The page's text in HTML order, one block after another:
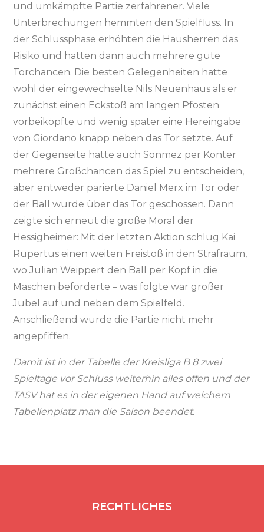
und umkämpfte Partie zerfahrener. Viele
Unterbrechungen hemmten den Spielfluss. In
der Schlussphase erhöhten die Hausherren das
Risiko und hatten dann auch mehrere gute
Torchancen. Die besten Gelegenheiten hatte
wohl der eingewechselte Nils Neuenhaus als er
zunächst einen Eckstoß am langen Pfosten
vorbeiköpfte und wenig später eine Hereingabe
von Giordano knapp neben das Tor setzte. Auf
der Gegenseite hatte auch Sönmez per Konter
mehrere Großchancen das Spiel zu entscheiden,
aber entweder parierte Daniel Merx im Tor oder
der Ball wurde über das Tor geschossen. Dann
zeigte sich erneut die große Moral der
Hessigheimer: Mit der letzten Aktion schlug Kai
Rupertus einen weiten Freistoß in den Strafraum,
wo Julian Weippert den Ball per Kopf in die
Maschen beförderte – was folgte war großer
Jubel auf und neben dem Spielfeld.
Anschließend wurde die Partie nicht mehr
angepfiffen.
Damit ist in der Tabelle der Kreisliga B 8 zwei
Spieltage vor Schluss weiterhin alles offen und der
TASV hat es in der eigenen Hand auf welchem
Tabellenplatz man die Saison beendet.
RECHTLICHES